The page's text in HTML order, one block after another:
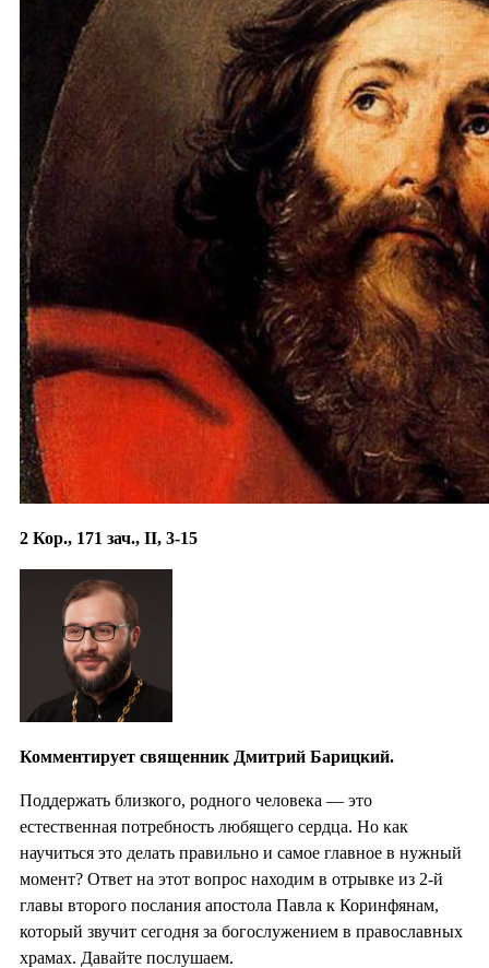
2 Кор., 171 зач., II, 3-15
Комментирует священник Дмитрий Барицкий.
Поддержать близкого, родного человека — это
естественная потребность любящего сердца. Но как
научиться это делать правильно и самое главное в нужный
момент? Ответ на этот вопрос находим в отрывке из 2-й
главы второго послания апостола Павла к Коринфянам,
который звучит сегодня за богослужением в православных
храмах. Давайте послушаем.